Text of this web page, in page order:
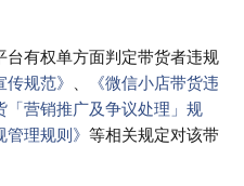
台有权单方面判定带货者违规
传规范》
《微信小店带货违
「营销推广及争议处理」规
管理规则》 等相关规定对该带